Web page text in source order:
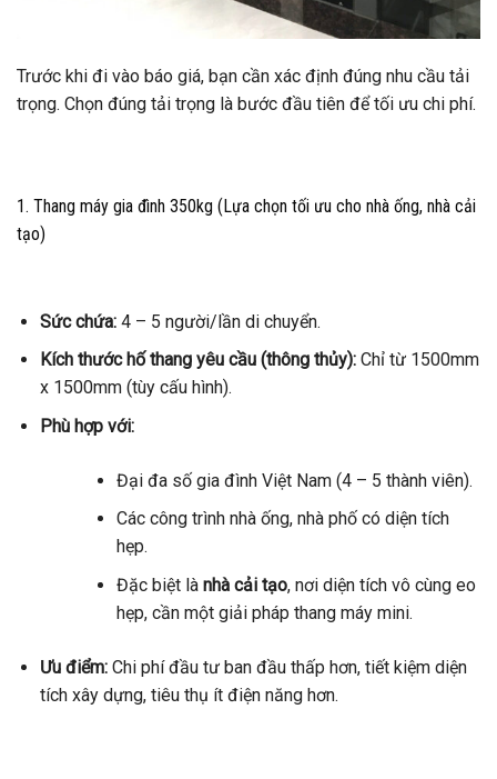
Trước khi đi vào báo giá, bạn cần xác định đúng nhu cầu tải
trọng. Chọn đúng tải trọng là bước đầu tiên để tối ưu chi phí.
1. Thang máy gia đình 350kg (Lựa chọn tối ưu cho nhà ống, nhà cải
tạo)
Sức chứa:4 – 5 người/lần di chuyển.
Kích thước hố thang yêu cầu (thông thủy):Chỉ từ 1500mm
x 1500mm (tùy cấu hình).
Phù hợp với:
Đại đa số gia đình Việt Nam (4 – 5 thành viên).
Các công trình nhà ống, nhà phố có diện tích
hẹp.
Đặc biệt là nhà cải tạo, nơi diện tích vô cùng eo
hẹp, cần một giải pháp thang máy mini.
Ưu điểm:Chi phí đầu tư ban đầu thấp hơn, tiết kiệm diện
tích xây dựng, tiêu thụ ít điện năng hơn.